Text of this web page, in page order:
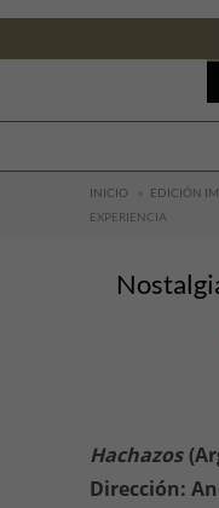
INICIO » EDICIÓN
EXPERIENCIA
Hachazos
Dirección: